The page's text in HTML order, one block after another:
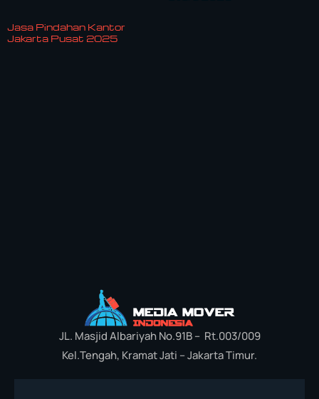
Jasa Pindahan Kantor
Jakarta Pusat 2025
JL. Masjid Albariyah No.91B – Rt.003/009
Kel.Tengah, Kramat Jati – Jakarta Timur.